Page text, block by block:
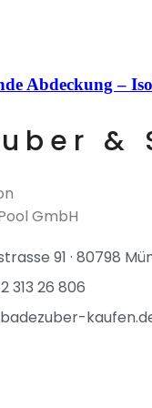
Abdeckung –
&
GmbH
91 · 80798
313 26 806